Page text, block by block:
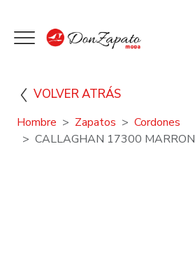
VOLVER ATRÁS
Hombre Zapatos
Cordones
CALLAGHAN 17300 MARRON